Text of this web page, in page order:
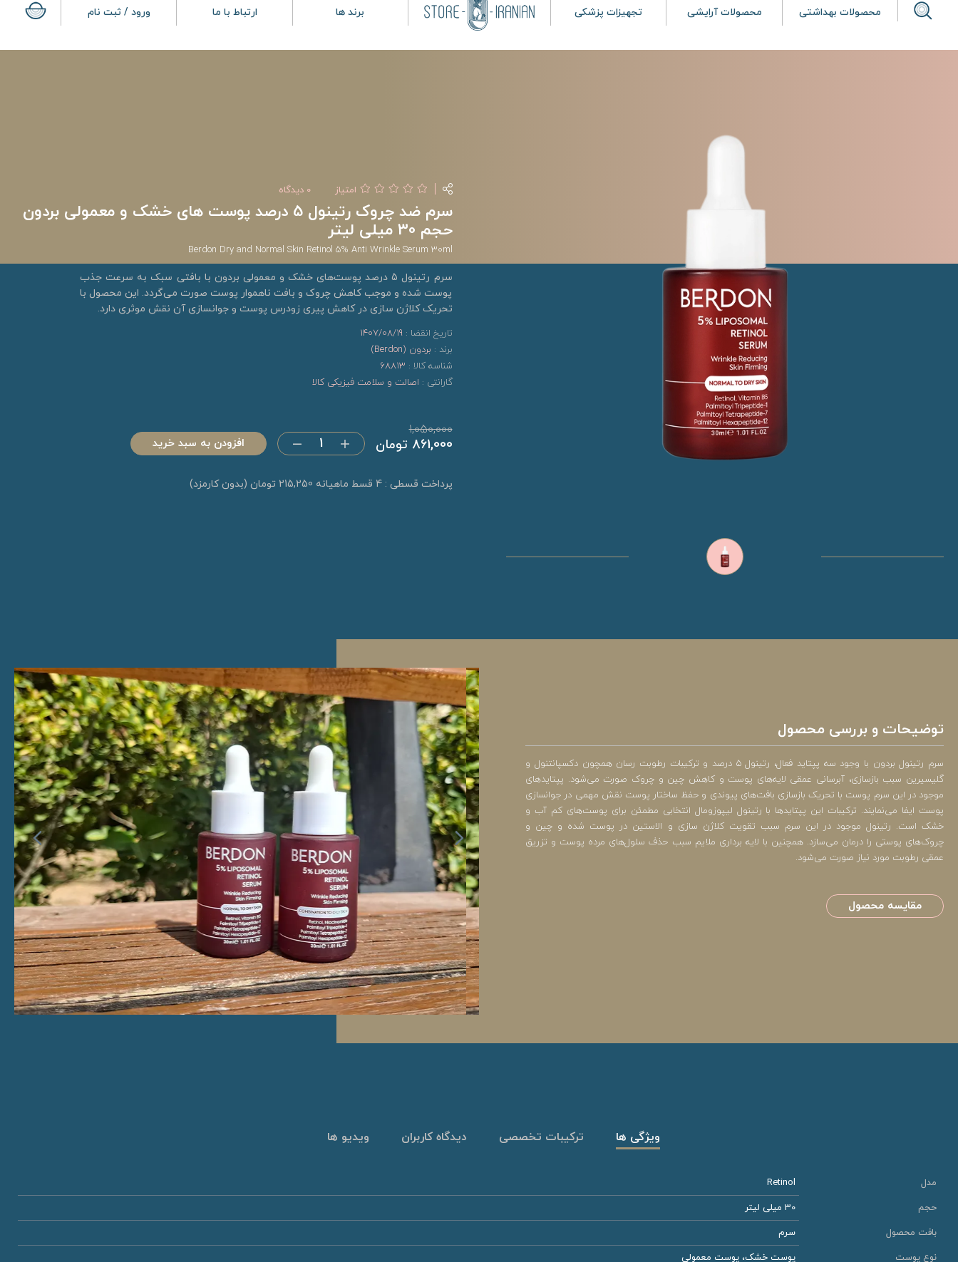
محصولات بهداشتی محصولات آرایشی تجهیزات پزشکی برند ها ارتباط با ما ورود / ثبت نام
امتیاز 0 دیدگاه
سرم ضد چروک رتینول 5 درصد پوست های خشک و معمولی بردون
حجم 30 میلی لیتر
Berdon Dry and Normal Skin Retinol 5% Anti Wrinkle Serum 30ml
سرم رتینول 5 درصد پوست‌های خشک و معمولی بردون با بافتی سبک به سرعت جذب
پوست شده و موجب کاهش چروک و بافت ناهموار پوست صورت می‌گردد. این محصول با
تحریک کلاژن سازی در کاهش پیری زودرس پوست و جوانسازی آن نقش موثری دارد.
تاریخ انقضا : 1407/08/19
برند : بردون (Berdon)
شناسه کالا : 68813
گارانتی : اصالت و سلامت فیزیکی کالا
861,000 تومان
1,050,000
افزودن به سبد خرید
پرداخت قسطی : 4 قسط ماهیانه 215,250 تومان (بدون کارمزد)
توضیحات و بررسی محصول
سرم رتینول بردون با وجود سه پپتاید فعال، رتینول 5 درصد و ترکیبات رطوبت رسان همچون دکسپانتنول و
گلیسیرین سبب بازسازی، آبرسانی عمقی لایه‌های پوست و کاهش چین و چروک صورت می‌شود. پپتایدهای
موجود در این سرم پوست با تحریک بازسازی بافت‌های پیوندی و حفظ ساختار پوست نقش مهمی در جوانسازی
پوست ایفا می‌نمایند. ترکیبات این پپتایدها با رتینول لیپوزومال انتخابی مطمئن برای پوست‌های کم آب و
خشک است. رتینول موجود در این سرم سبب تقویت کلاژن سازی و الاستین در پوست شده و چین و
چروک‌های پوستی را درمان می‌سازد. همچنین با لایه برداری ملایم سبب حذف سلول‌های مرده پوست و تزریق
عمقی رطوبت مورد نیاز صورت می‌شود.
مقایسه محصول
ویژگی ها ترکیبات تخصصی دیدگاه کاربران ویدیو ها
مدل
Retinol
حجم
30 میلی لیتر
بافت محصول
سرم
نوع پوست
پوست خشک، پوست معمولی